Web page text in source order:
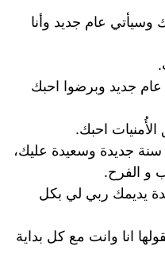
عام جديد وأنا
عام جديد وبرضوا احبك
احبك.
جديدة وسعيدة عليك،
و الفرح.
يديمك ربي لي بكل
انا وانت مع كل بداية